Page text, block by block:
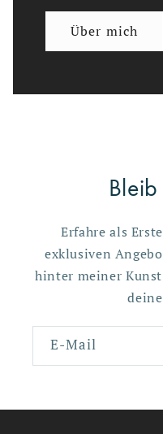
Über mich
Erfahre als
exklusiven
hinter meiner
E-Mail